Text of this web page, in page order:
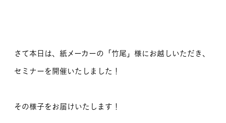
さて本日は、紙メーカーの「竹尾」様にお越しいただき、
セミナーを開催いたしました！
その様子をお届けいたします！